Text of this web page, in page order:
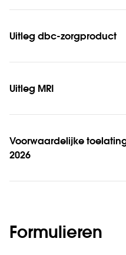
Uitleg dbc-zorgproduct
Uitleg MRI
Voorwaardelijke
2026
Formulieren